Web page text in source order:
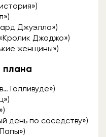
Джуэлла»)
Джоджо»)
женщины»)
плана
Голливуде»)
день по соседству»)